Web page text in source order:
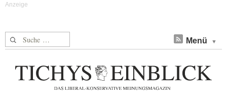
Suche nach: Menü